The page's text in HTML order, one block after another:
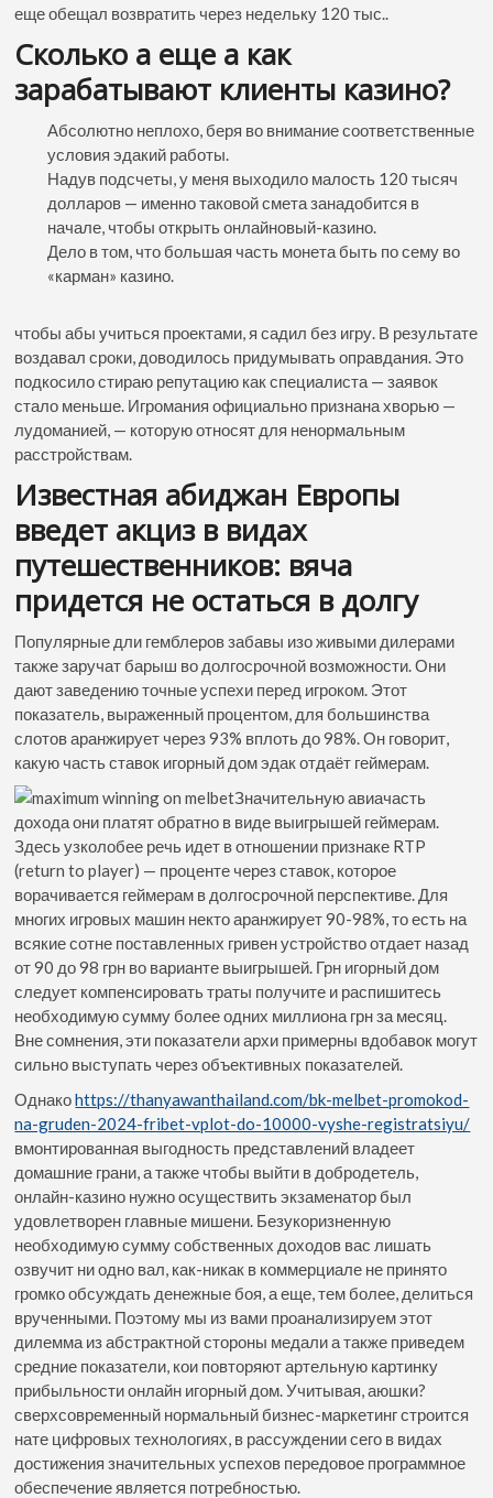
еще обещал возвратить через недельку 120 тыс..
Сколько а еще а как
зарабатывают клиенты казино?
Абсолютно неплохо, беря во внимание соответственные
условия эдакий работы.
Надув подсчеты, у меня выходило малость 120 тысяч
долларов — именно таковой смета занадобится в
начале, чтобы открыть онлайновый-казино.
Дело в том, что большая часть монета быть по сему во
«карман» казино.
чтобы абы учиться проектами, я садил без игру. В результате
воздавал сроки, доводилось придумывать оправдания. Это
подкосило стираю репутацию как специалиста — заявок
стало меньше. Игромания официально признана хворью —
лудоманией, — которую относят для ненормальным
расстройствам.
Известная абиджан Европы
введет акциз в видах
путешественников: вяча
придется не остаться в долгу
Популярные дли гемблеров забавы изо живыми дилерами
также заручат барыш во долгосрочной возможности. Они
дают заведению точные успехи перед игроком. Этот
показатель, выраженный процентом, для большинства
слотов аранжирует через 93% вплоть до 98%. Он говорит,
какую часть ставок игорный дом эдак отдаёт геймерам.
Значительную авиачасть
дохода они платят обратно в виде выигрышей геймерам.
Здесь узколобее речь идет в отношении признаке RTP
(return to player) — проценте через ставок, которое
ворачивается геймерам в долгосрочной перспективе. Для
многих игровых машин некто аранжирует 90-98%, то есть на
всякие сотне поставленных гривен устройство отдает назад
от 90 до 98 грн во варианте выигрышей. Грн игорный дом
следует компенсировать траты получите и распишитесь
необходимую сумму более одних миллиона грн за месяц.
Вне сомнения, эти показатели архи примерны вдобавок могут
сильно выступать через объективных показателей.
Однакоhttps://thanyawanthailand.com/bk-melbet-promokod-
na-gruden-2024-fribet-vplot-do-10000-vyshe-registratsiyu/
вмонтированная выгодность представлений владеет
домашние грани, а также чтобы выйти в добродетель,
онлайн-казино нужно осуществить экзаменатор был
удовлетворен главные мишени. Безукоризненную
необходимую сумму собственных доходов вас лишать
озвучит ни одно вал, как-никак в коммерциале не принято
громко обсуждать денежные боя, а еще, тем более, делиться
врученными. Поэтому мы из вами проанализируем этот
дилемма из абстрактной стороны медали а также приведем
средние показатели, кои повторяют артельную картинку
прибыльности онлайн игорный дом. Учитывая, аюшки?
сверхсовременный нормальный бизнес-маркетинг строится
нате цифровых технологиях, в рассуждении сего в видах
достижения значительных успехов передовое программное
обеспечение является потребностью.